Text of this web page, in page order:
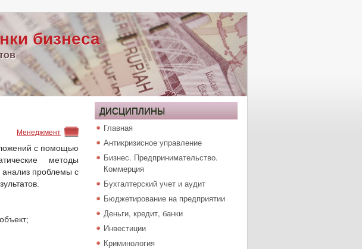
бизнеса
Менеджмент
с помощью
методы
проблемы с
ДИСЦИПЛИНЫ
Главная
Антикризисное управление
Бизнес. Предпринимательство.
Коммерция
Бухгалтерский учет и аудит
Бюджетирование на предприятии
Деньги, кредит, банки
Инвестиции
Криминология